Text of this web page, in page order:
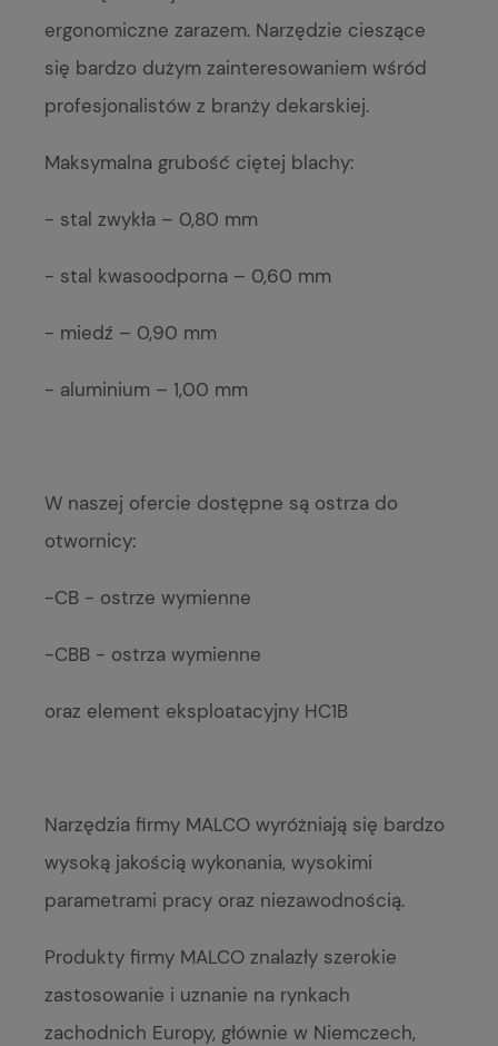
ergonomiczne zarazem. Narzędzie cieszące
się bardzo dużym zainteresowaniem wśród
profesjonalistów z branży dekarskiej.
Maksymalna grubość ciętej blachy:
- stal zwykła – 0,80 mm
- stal kwasoodporna – 0,60 mm
- miedź – 0,90 mm
- aluminium – 1,00 mm
W naszej ofercie dostępne są ostrza do
otwornicy:
-CB - ostrze wymienne
-CBB - ostrza wymienne
oraz element eksploatacyjny HC1B
Narzędzia firmy MALCO wyróżniają się bardzo
wysoką jakością wykonania, wysokimi
parametrami pracy oraz niezawodnością.
Produkty firmy MALCO znalazły szerokie
zastosowanie i uznanie na rynkach
zachodnich Europy, głównie w Niemczech,